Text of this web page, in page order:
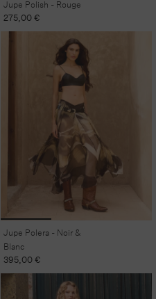
Jupe Polish - Rouge
Prix
habituel
275,00 €
Jupe Polera - Noir &
Blanc
Prix
habituel
395,00 €